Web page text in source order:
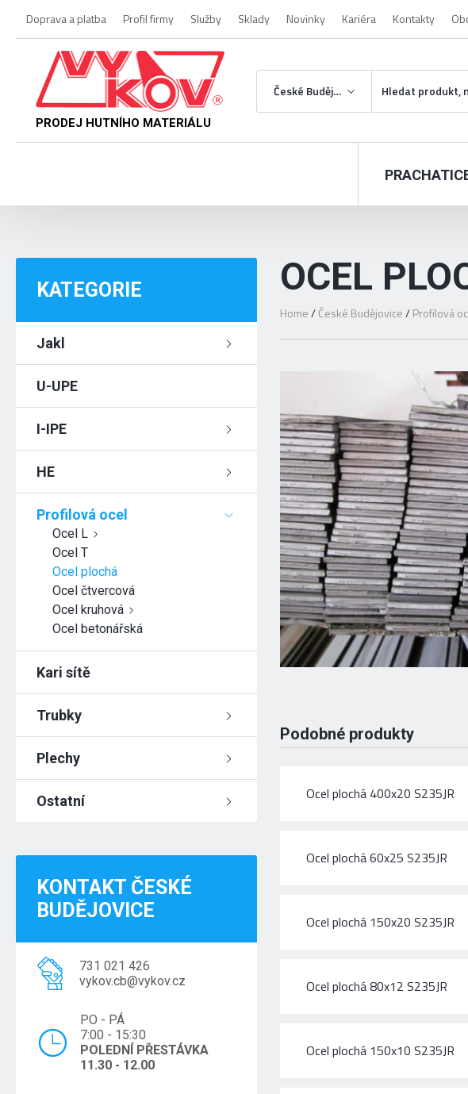
Doprava a platba Profil firmy Služby Sklady Novinky Kariéra Kontakty
PRODEJ HUTNÍHO MATERIÁLU
České Budějovice
KATEGORIE
Jakl
U-UPE
I-IPE
HE
Profilová ocel
Ocel L
Ocel T
Ocel plochá
Ocel čtvercová
Ocel kruhová
Ocel betonářská
Kari sítě
Trubky
Plechy
Ostatní
KONTAKT ČESKÉ
BUDĚJOVICE
731 021 426
vykov.cb@vykov.cz
PO - PÁ
7:00 - 15:30
POLEDNÍ PŘESTÁVKA
11.30 - 12.00
OCEL
Home/ České Budějovice/ Profilová
Podobné produkty
Ocel plochá 400x20 S235JR
Ocel plochá 60x25 S235JR
Ocel plochá 150x20 S235JR
Ocel plochá 80x12 S235JR
Ocel plochá 150x10 S235JR